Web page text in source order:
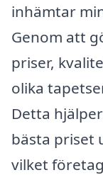
inhämtar
Genom att
priser,
olika
Detta
bästa priset
vilket